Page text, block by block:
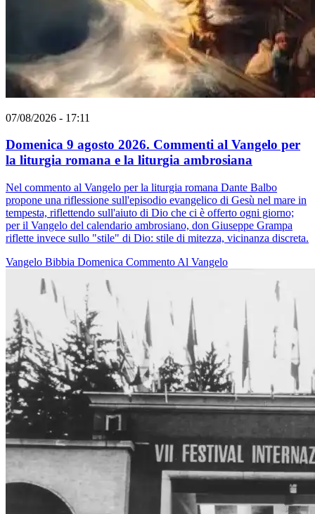
07/08/2026 - 17:11
Domenica 9 agosto 2026. Commenti al Vangelo per
la liturgia romana e la liturgia ambrosiana
Nel commento al Vangelo per la liturgia romana Dante Balbo
propone una riflessione sull'episodio evangelico di Gesù nel mare in
tempesta, riflettendo sull'aiuto di Dio che ci è offerto ogni giorno;
per il Vangelo del calendario ambrosiano, don Giuseppe Grampa
riflette invece sullo "stile" di Dio: stile di mitezza, vicinanza discreta.
Vangelo Bibbia Domenica Commento Al Vangelo